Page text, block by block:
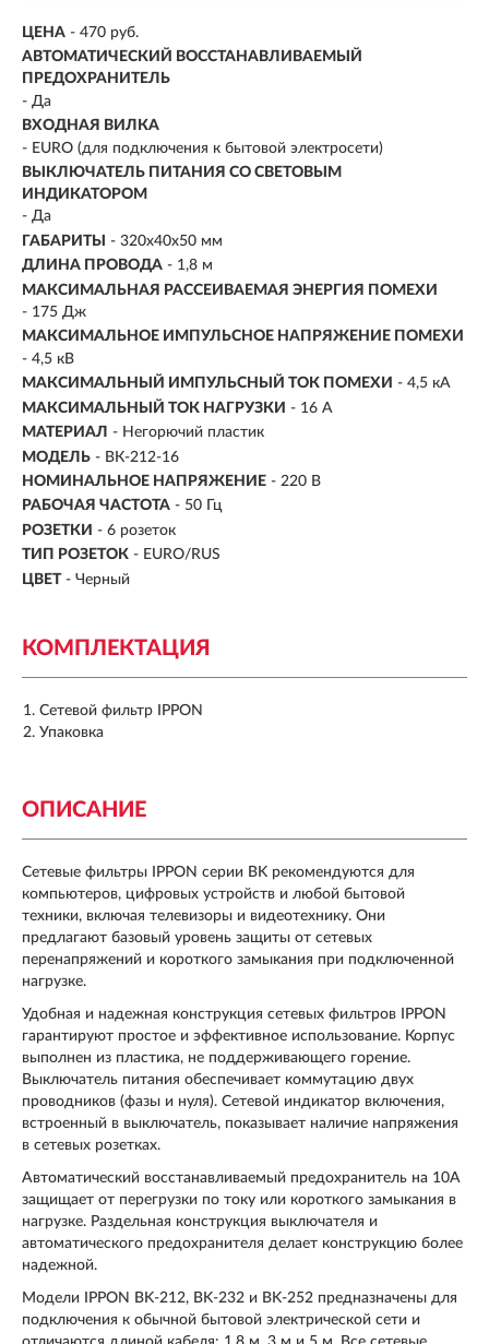
ЦЕНА - 470 руб.
АВТОМАТИЧЕСКИЙ ВОССТАНАВЛИВАЕМЫЙ
ПРЕДОХРАНИТЕЛЬ
- Да
ВХОДНАЯ ВИЛКА
- EURO (для подключения к бытовой электросети)
ВЫКЛЮЧАТЕЛЬ ПИТАНИЯ СО СВЕТОВЫМ
ИНДИКАТОРОМ
- Да
ГАБАРИТЫ
- 320x40x50 мм
ДЛИНА ПРОВОДА - 1,8 м
МАКСИМАЛЬНАЯ РАССЕИВАЕМАЯ ЭНЕРГИЯ ПОМЕХИ
- 175 Дж
МАКСИМАЛЬНОЕ ИМПУЛЬСНОЕ НАПРЯЖЕНИЕ ПОМЕХИ
- 4,5 кВ
МАКСИМАЛЬНЫЙ ИМПУЛЬСНЫЙ ТОК ПОМЕХИ - 4,5 кА
МАКСИМАЛЬНЫЙ ТОК НАГРУЗКИ - 16 А
МАТЕРИАЛ - Негорючий пластик
МОДЕЛЬ - ВК-212-16
НОМИНАЛЬНОЕ НАПРЯЖЕНИЕ - 220 В
РАБОЧАЯ ЧАСТОТА - 50 Гц
РОЗЕТКИ - 6 розеток
ТИП РОЗЕТОК - EURO/RUS
ЦВЕТ - Черный
КОМПЛЕКТАЦИЯ
Сетевой фильтр IPPON
Упаковка
ОПИСАНИЕ
Сетевые фильтры IPPON серии BK рекомендуются для
компьютеров, цифровых устройств и любой бытовой
техники, включая телевизоры и видеотехнику. Они
предлагают базовый уровень защиты от сетевых
перенапряжений и короткого замыкания при подключенной
нагрузке.
Удобная и надежная конструкция сетевых фильтров IPPON
гарантируют простое и эффективное использование. Корпус
выполнен из пластика, не поддерживающего горение.
Выключатель питания обеспечивает коммутацию двух
проводников (фазы и нуля). Сетевой индикатор включения,
встроенный в выключатель, показывает наличие напряжения
в сетевых розетках.
Автоматический восстанавливаемый предохранитель на 10А
защищает от перегрузки по току или короткого замыкания в
нагрузке. Раздельная конструкция выключателя и
автоматического предохранителя делает конструкцию более
надежной.
Модели IPPON BK-212, BK-232 и BK-252 предназначены для
подключения к обычной бытовой электрической сети и